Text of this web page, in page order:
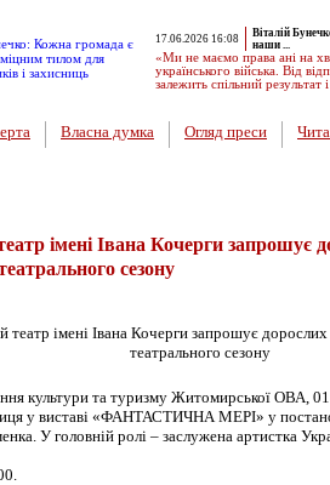
17.06.2026 16:08
Віталій
наши ...
«Ми не маємо права ані на
українського війська. Від
залежить спільний результат
Власна думка Огляд преси
імені Івана Кочерги запрошує
сезону
культури та туризму Житомирської ОВА,
у виставі «ФАНТАСТИЧНА МЕРІ» у
У головній ролі – заслужена артистка